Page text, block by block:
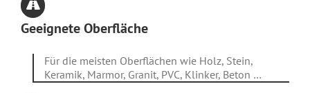
Geeignete Oberfläche
Für die meisten Oberflächen wie Holz, Stein,
Keramik, Marmor, Granit, PVC, Klinker, Beton …